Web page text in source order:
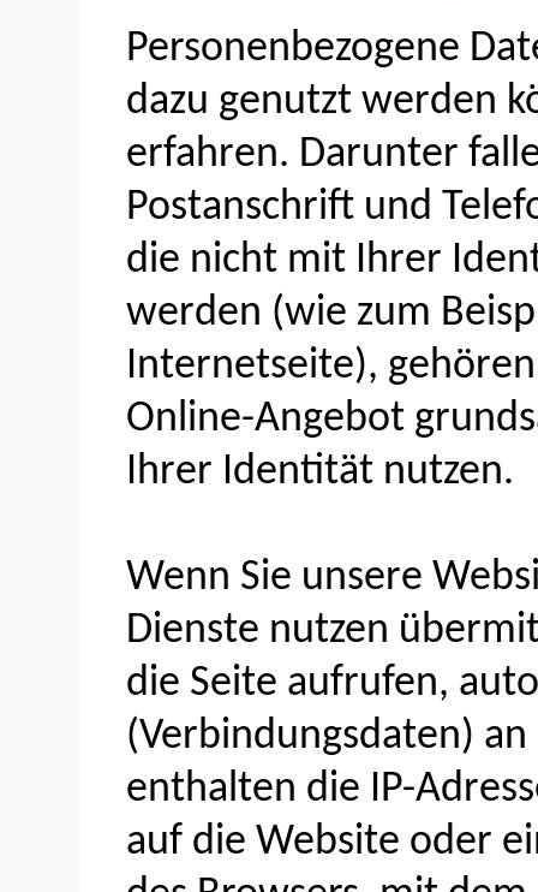
Personenbezogene
dazu genutzt werden
erfahren. Darunter
Postanschrift und
die nicht mit Ihrer
werden (wie zum
Internetseite),
Online-Angebot
Ihrer Identität nutzen.
Wenn Sie unsere
Dienste nutzen
die Seite aufrufen,
(Verbindungsdaten)
enthalten die IP-
auf die Website oder